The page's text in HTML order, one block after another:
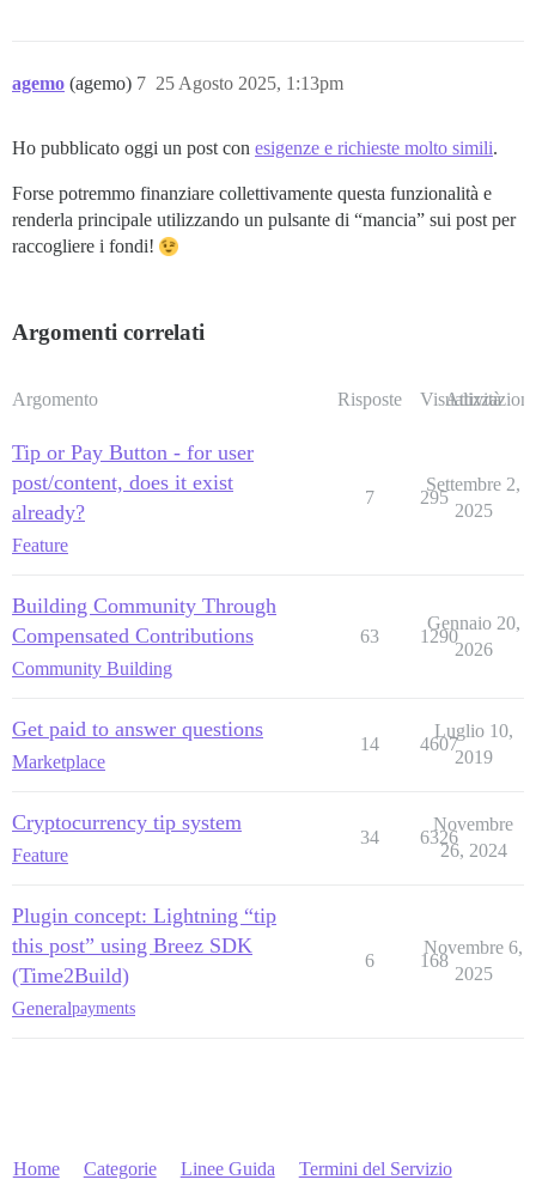
agemo (agemo) 25 Agosto 2025, 1:13pm
7
Ho pubblicato oggi un post con esigenze e richieste molto simili.
Forse potremmo finanziare collettivamente questa funzionalità e
renderla principale utilizzando un pulsante di “mancia” sui post per
raccogliere i fondi!
Argomenti correlati
Argomento Risposte Visualizzazioni
Attività
Tip or Pay Button - for user
post/content, does it exist
already?
Feature
7 295
Settembre 2,
2025
Building Community Through
Compensated Contributions
Community Building
63 1290
Gennaio 20,
2026
Get paid to answer questions
Marketplace
14 4607
Luglio 10,
2019
Cryptocurrency tip system
Feature
34 6326
Novembre
26, 2024
Plugin concept: Lightning “tip
this post” using Breez SDK
(Time2Build)
Generalpayments
6 168
Novembre 6,
2025
Home Categorie Linee Guida Termini del Servizio